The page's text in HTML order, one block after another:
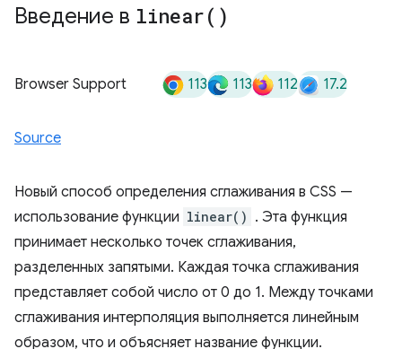
Введение в linear( )
Browser Support 113 113 112 17.2
Source
Новый способ определения сглаживания в CSS —
использование функции linear() . Эта функция
принимает несколько точек сглаживания,
разделенных запятыми. Каждая точка сглаживания
представляет собой число от 0 до 1. Между точками
сглаживания интерполяция выполняется линейным
образом, что и объясняет название функции.